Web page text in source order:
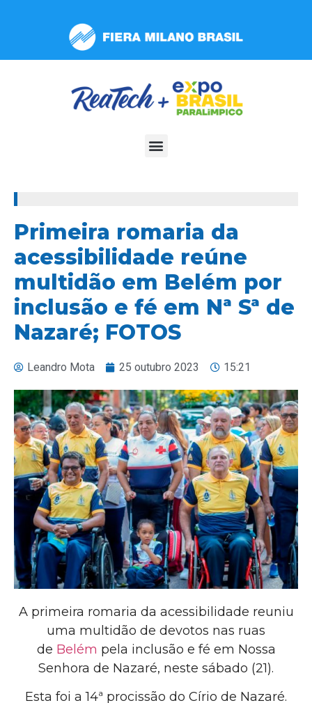
inclui
Primeira romaria da
acessibilidade reúne
multidão em Belém por
inclusão e fé em Nª Sª de
Nazaré; FOTOS
Leandro Mota 25 outubro 2023 15:21
A primeira romaria da acessibilidade reuniu
uma multidão de devotos nas ruas
de Belém pela inclusão e fé em Nossa
Senhora de Nazaré, neste sábado (21).
Esta foi a 14ª procissão do Círio de Nazaré.